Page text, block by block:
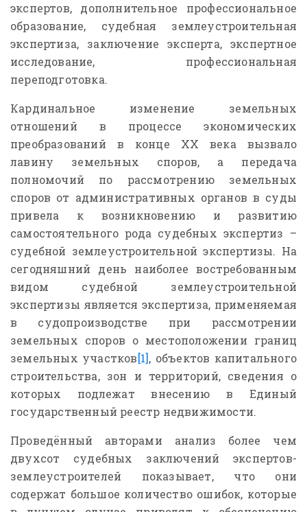
экспертов, дополнительное профессиональное
образование, судебная землеустроительная
экспертиза, заключение эксперта, экспертное
исследование, профессиональная
переподготовка.
Кардинальное изменение земельных
отношений в процессе экономических
преобразований в конце ХХ века вызвало
лавину земельных споров, а передача
полномочий по рассмотрению земельных
споров от административных органов в суды
привела к возникновению и развитию
самостоятельного рода судебных экспертиз –
судебной землеустроительной экспертизы. На
сегодняшний день наиболее востребованным
видом судебной землеустроительной
экспертизы является экспертиза, применяемая
в судопроизводстве при рассмотрении
земельных споров о местоположении границ
земельных участков[1], объектов капитального
строительства, зон и территорий, сведения о
которых подлежат внесению в Единый
государственный реестр недвижимости.
Проведённый авторами анализ более чем
двухсот судебных заключений экспертов-
землеустроителей показывает, что они
содержат большое количество ошибок, которые